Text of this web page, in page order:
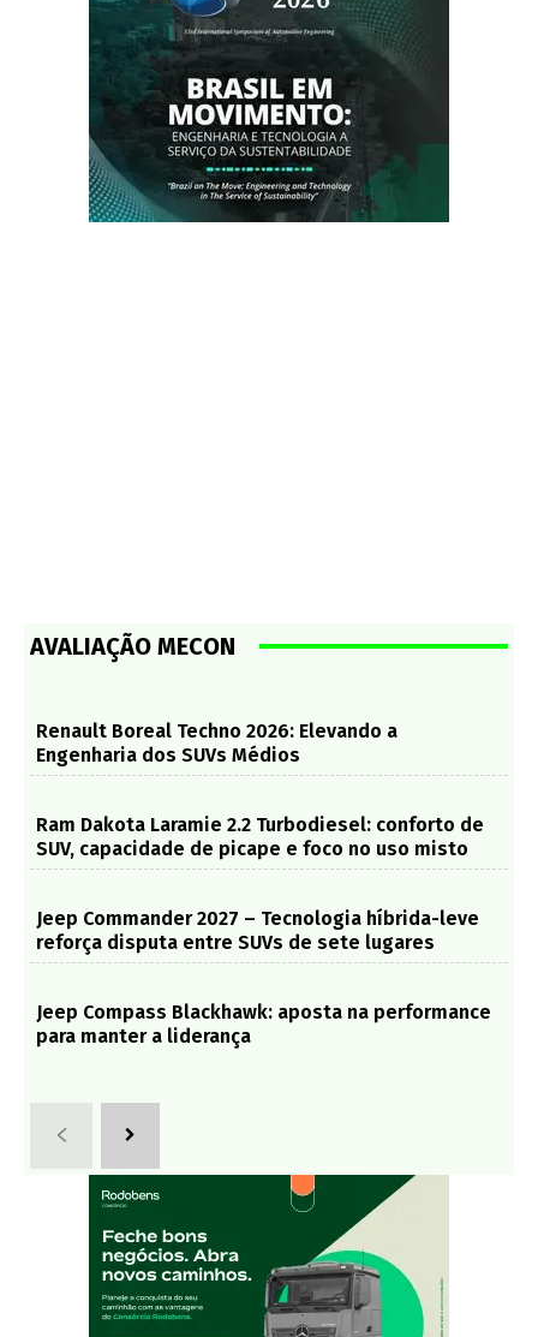
AVALIAÇÃO MECON
Renault Boreal Techno 2026: Elevando a
Engenharia dos SUVs Médios
Ram Dakota Laramie 2.2 Turbodiesel: conforto de
SUV, capacidade de picape e foco no uso misto
Jeep Commander 2027 – Tecnologia híbrida-leve
reforça disputa entre SUVs de sete lugares
Jeep Compass Blackhawk: aposta na performance
para manter a liderança